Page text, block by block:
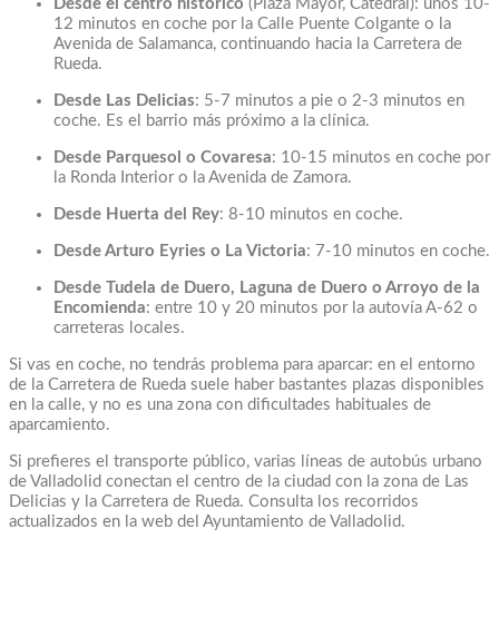
Desde el centro histórico (Plaza Mayor, Catedral): unos 10-
12 minutos en coche por la Calle Puente Colgante o la
Avenida de Salamanca, continuando hacia la Carretera de
Rueda.
Desde Las Delicias: 5-7 minutos a pie o 2-3 minutos en
coche. Es el barrio más próximo a la clínica.
Desde Parquesol o Covaresa: 10-15 minutos en coche por
la Ronda Interior o la Avenida de Zamora.
Desde Huerta del Rey: 8-10 minutos en coche.
Desde Arturo Eyries o La Victoria: 7-10 minutos en coche.
Desde Tudela de Duero, Laguna de Duero o Arroyo de la
Encomienda: entre 10 y 20 minutos por la autovía A-62 o
carreteras locales.
Si vas en coche, no tendrás problema para aparcar: en el entorno
de la Carretera de Rueda suele haber bastantes plazas disponibles
en la calle, y no es una zona con dificultades habituales de
aparcamiento.
Si prefieres el transporte público, varias líneas de autobús urbano
de Valladolid conectan el centro de la ciudad con la zona de Las
Delicias y la Carretera de Rueda. Consulta los recorridos
actualizados en la web del Ayuntamiento de Valladolid.